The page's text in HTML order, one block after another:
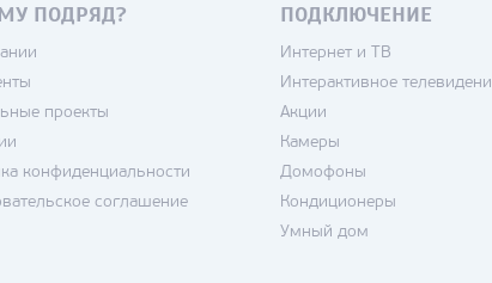
ПОДРЯД?
проекты
конфиденциальности
соглашение
ПОДКЛЮЧЕНИЕ
Интернет и ТВ
Интерактивное
Акции
Камеры
Домофоны
Кондиционеры
Умный дом